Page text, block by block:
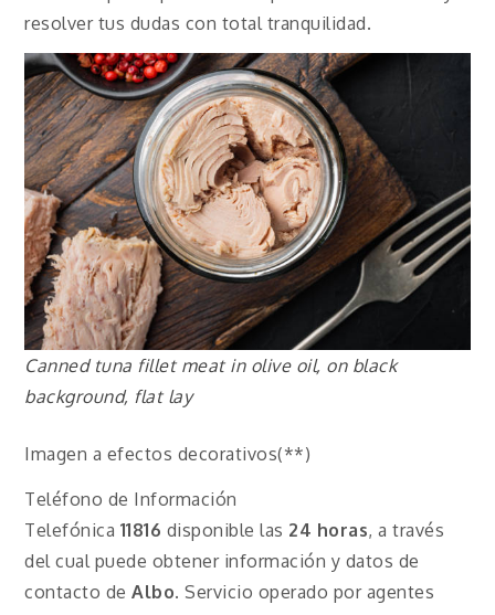
resolver tus dudas con total tranquilidad.
Canned tuna fillet meat in olive oil, on black
background, flat lay
Imagen a efectos decorativos(**)
Teléfono de Información
Telefónica 11816 disponible las 24 horas, a través
del cual puede obtener información y datos de
contacto de Albo.Servicio operado por agentes